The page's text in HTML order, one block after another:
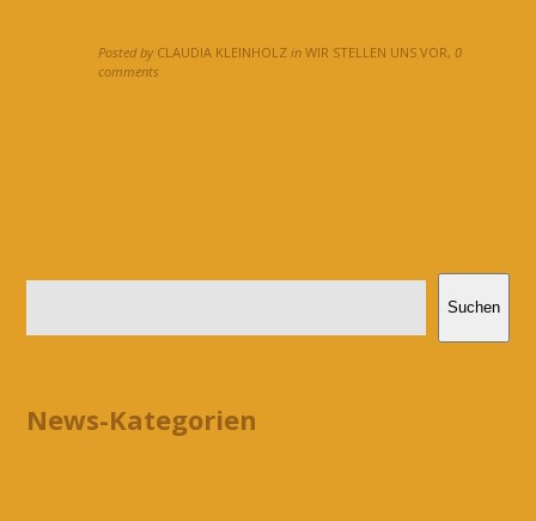
Posted by CLAUDIA KLEINHOLZ in WIR STELLEN UNS VOR,0
comments
Suchen
News-Kategorien